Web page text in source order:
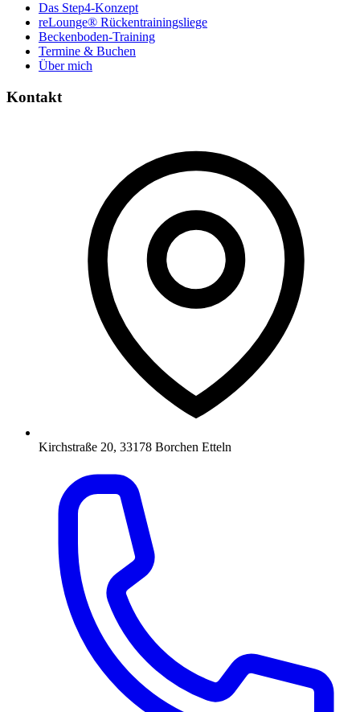
Das Step4-Konzept
reLounge® Rückentrainingsliege
Beckenboden-Training
Termine & Buchen
Über mich
Kontakt
Kirchstraße 20, 33178 Borchen Etteln